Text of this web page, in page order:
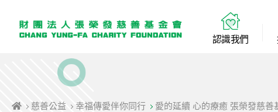
認識我們
慈善公益 幸福傳愛伴你同行 愛的延續 心的療癒 張榮發慈